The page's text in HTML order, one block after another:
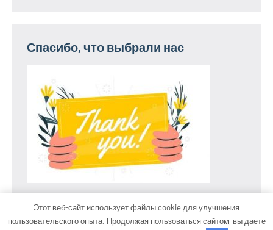
Спасибо, что выбрали нас
Этот веб-сайт использует файлы cookie для улучшения
пользовательского опыта. Продолжая пользоваться сайтом, вы даете